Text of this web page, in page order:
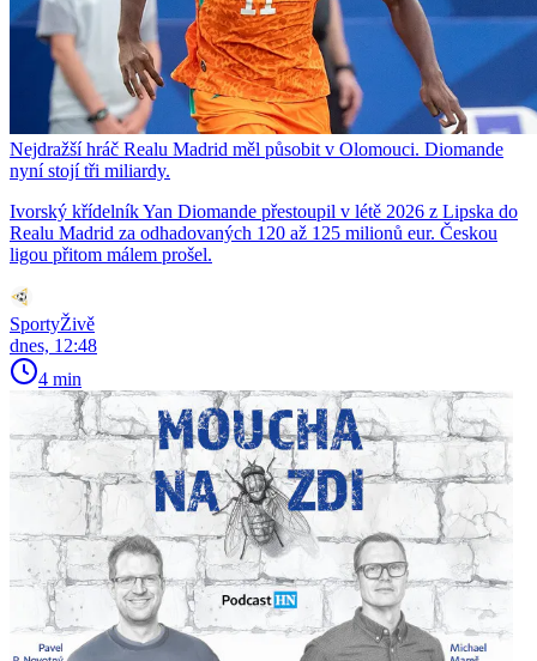
Nejdražší hráč Realu Madrid měl působit v Olomouci. Diomande
nyní stojí tři miliardy.
Ivorský křídelník Yan Diomande přestoupil v létě 2026 z Lipska do
Realu Madrid za odhadovaných 120 až 125 milionů eur. Českou
ligou přitom málem prošel.
SportyŽivě
dnes, 12:48
4 min